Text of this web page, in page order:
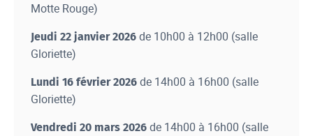
Motte Rouge)
Jeudi 22 janvier 2026 de 10h00 à 12h00 (salle
Gloriette)
Lundi 16 février 2026 de 14h00 à 16h00 (salle
Gloriette)
Vendredi 20 mars 2026 de 14h00 à 16h00 (salle